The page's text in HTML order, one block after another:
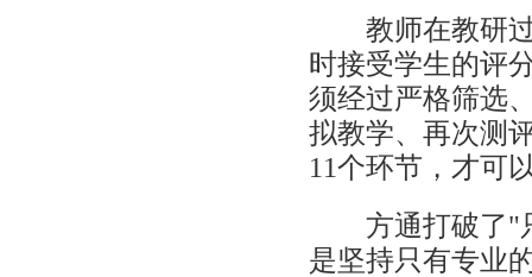
教师在教研过
时接受学生的评
须经过严格筛选
拟教学、再次测
11个环节，才可
方通打破了"只
是坚持只有专业